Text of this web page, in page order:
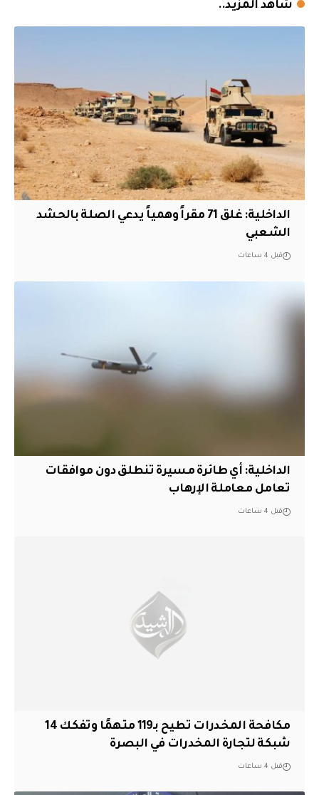
شاهد المزيد..
الداخلية: غلق 71 مقراً وهمياً يدعي الصلة بالحشد
الشعبي
قبل 4 ساعات
الداخلية: أي طائرة مسيرة تنطلق دون موافقات
تعامل معاملة الإرهاب
قبل 4 ساعات
مكافحة المخدرات تطيح بـ119 متهمًا وتفكك 14
شبكة لتجارة المخدرات في البصرة
قبل 4 ساعات